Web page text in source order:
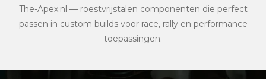
The-Apex.nl — roestvrijstalen componenten die perfect
passen in custom builds voor race, rally en performance
toepassingen.